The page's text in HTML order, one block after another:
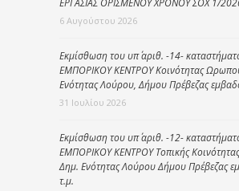
6 Αυγούστου 2026
Εκμίσθωση του υπ΄ αριθ. -14-
ΕΜΠΟΡΙΚΟΥ ΚΕΝΤΡΟΥ Κοινότητας
Ενότητας Λούρου, Δήμου Πρέβεζας
31 Ιουλίου 2026
Εκμίσθωση του υπ΄ αριθ. -12-
ΕΜΠΟΡΙΚΟΥ ΚΕΝΤΡΟΥ Τοπικής
Δημ. Ενότητας Λούρου Δήμου Πρέβεζας
τ.μ.